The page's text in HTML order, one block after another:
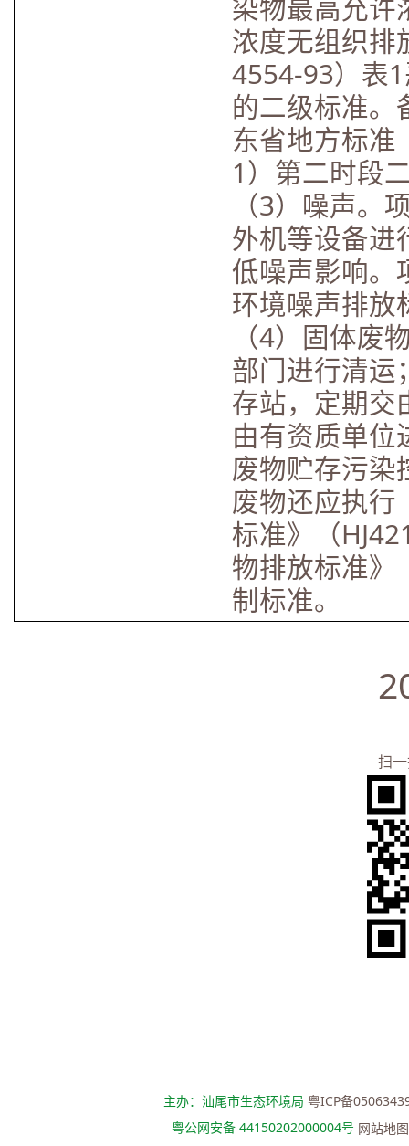
染物最高允许
浓度无组织排
4554-93）表
的二级标准。
东省地方标
1）第二时段
（3）噪声。
外机等设备进
低噪声影响。
环境噪声排放
（4）固体废
部门进行清运
存站，定期交
由有资质单位
废物贮存污染
废物还应执行
标准》（
物排放标准》
制标准。
2026年4
扫
主办：汕尾市生态环境局粤ICP备
粤公网安备 44150202000004号 网站地图